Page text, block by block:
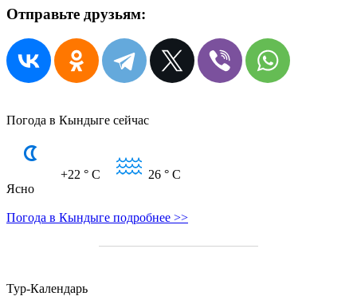
Отправьте друзьям:
Погода в Кындыге сейчас
+22 ° C 26 ° C
Ясно
Погода в Кындыге подробнее >>
Тур-Календарь